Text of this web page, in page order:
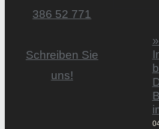
386 52 771
Schreiben Sie
uns!